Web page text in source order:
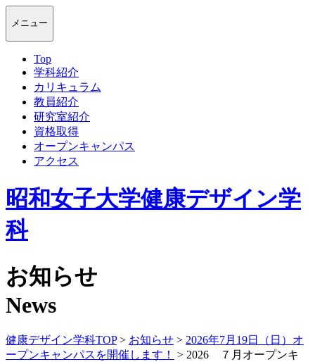
メニュー
Top
学科紹介
カ リ キ ュ ラ ム
教 員紹介
研究室紹介
資格取得
オープンキ ャ ンパス
アクセス
昭和女子大学健康デザイン学
科
お知らせ
News
健康デザイン学科TOP> お知らせ > 2026年7月19日（日）オ
ープンキャンパスを開催します！
> 2026 ７月オープンキ